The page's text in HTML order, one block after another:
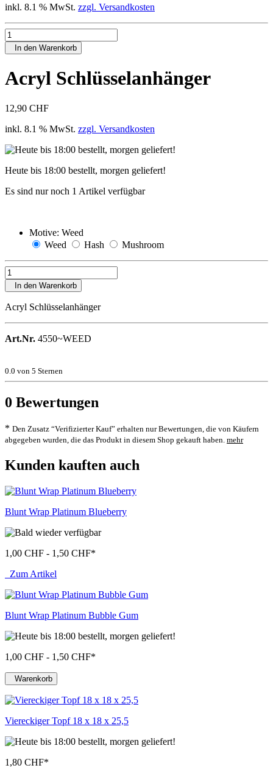
inkl. 8.1 % MwSt. zzgl. Versandkosten
In den Warenkorb
Acryl Schlüsselanhänger
12,90 CHF
inkl. 8.1 % MwSt. zzgl. Versandkosten
Heute bis 18:00 bestellt, morgen geliefert!
Es sind nur noch 1 Artikel verfügbar
Motive: Weed
Weed
Hash Mushroom
In den Warenkorb
Acryl Schlüsselanhänger
Art.Nr. 4550~WEED
0.0 von 5 Sternen
0 Bewertungen
* Den Zusatz “Verifizierter Kauf” erhalten nur Bewertungen, die von Käufern
abgegeben wurden, die das Produkt in diesem Shop gekauft haben. mehr
Kunden kauften auch
Blunt Wrap Platinum Blueberry
1,00 CHF - 1,50 CHF*
Zum Artikel
Blunt Wrap Platinum Bubble Gum
1,00 CHF - 1,50 CHF*
Warenkorb
Viereckiger Topf 18 x 18 x 25,5
1,80 CHF*